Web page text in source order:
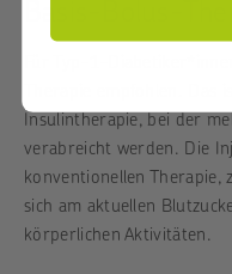
Basis-Bolus-
Insulintherapie, bei der
verabreicht werden. Die
konventionellen Therapie,
sich am aktuellen
körperlichen Aktivitäten.